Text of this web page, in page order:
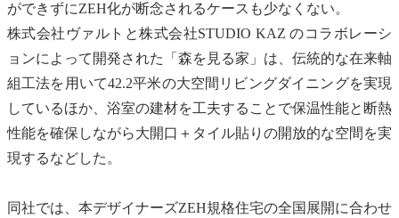
ができずにZEH化が断念されるケースも少なくない。
株式会社ヴァルトと株式会社STUDIO KAZ のコラボレーシ
ョンによって開発された「森を見る家」は、伝統的な在来軸
組工法を用いて42.2平米の大空間リビングダイニングを実現
しているほか、浴室の建材を工夫することで保温性能と断熱
性能を確保しながら大開口＋タイル貼りの開放的な空間を実
現するなどした。
同社では、本デザイナーズZEH規格住宅の全国展開に合わせ